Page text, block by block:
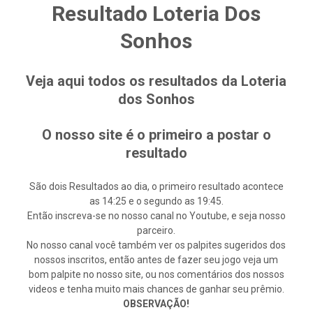
Resultado Loteria Dos
Sonhos
Veja aqui todos os resultados da Loteria
dos Sonhos
O nosso site é o primeiro a postar o
resultado
São dois Resultados ao dia, o primeiro resultado acontece
as 14:25 e o segundo as 19:45.
Então inscreva-se no nosso canal no Youtube, e seja nosso
parceiro.
No nosso canal você também ver os palpites sugeridos dos
nossos inscritos, então antes de fazer seu jogo veja um
bom palpite no nosso site, ou nos comentários dos nossos
videos e tenha muito mais chances de ganhar seu prêmio.
OBSERVAÇÃO!